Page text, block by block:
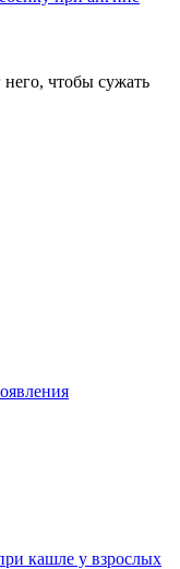
него, чтобы сужать
кашле у взрослых